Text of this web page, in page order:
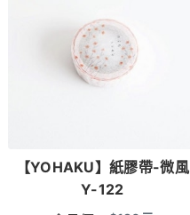
【YOHAKU】紙膠帶-微風
Y-122